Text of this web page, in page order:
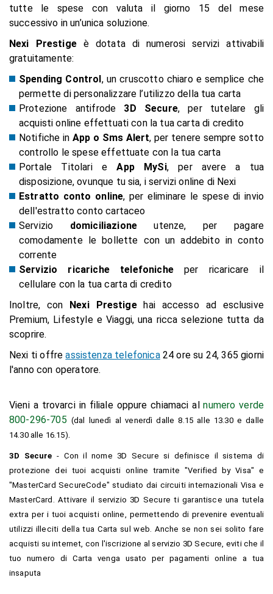
tutte le spese con valuta il giorno 15 del mese
successivo in un’unica soluzione.
Nexi Prestigeè dotata di numerosi servizi attivabili
gratuitamente:
Spending Control, un cruscotto chiaro e semplice che
permette di personalizzare l’utilizzo della tua carta
Protezione antifrode 3D Secure, per tutelare gli
acquisti online effettuati con la tua carta di credito
Notifiche in App o Sms Alert, per tenere sempre sotto
controllo le spese effettuate con la tua carta
Portale Titolari eApp MySi, per avere a tua
disposizione, ovunque tu sia, i servizi online di Nexi
Estratto conto online, per eliminare le spese di invio
dell'estratto conto cartaceo
Servizio domiciliazione utenze, per pagare
comodamente le bollette con un addebito in conto
corrente
Servizio ricariche telefonicheper ricaricare il
cellulare con la tua carta di credito
Inoltre, con Nexi Prestigehai accesso ad esclusive
Premium, Lifestyle e Viaggi, una ricca selezione tutta da
scoprire.
Nexi ti offreassistenza telefonica24 ore su 24, 365 giorni
l'anno con operatore.
Vieni a trovarci in filiale oppure chiamaci alnumero verde
800-296-705 (dal lunedì al venerdì dalle 8.15 alle 13.30 e dalle
14.30 alle 16.15).
3D Secure - Con il nome 3D Secure si definisce il sistema di
protezione dei tuoi acquisti online tramite "Verified by Visa" e
"MasterCard SecureCode" studiato dai circuiti internazionali Visa e
MasterCard. Attivare il servizio 3D Secure ti garantisce una tutela
extra per i tuoi acquisti online, permettendo di prevenire eventuali
utilizzi illeciti della tua Carta sul web. Anche se non sei solito fare
acquisti su internet, con l'iscrizione al servizio 3D Secure, eviti che il
tuo numero di Carta venga usato per pagamenti online a tua
insaputa